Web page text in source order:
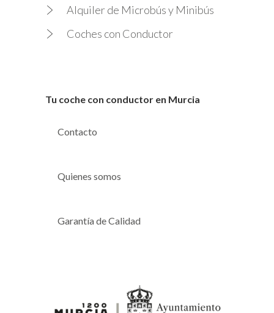
Alquiler de Microbús y Minibús
Coches con Conductor
Tu coche con conductor en Murcia
Contacto
Quienes somos
Garantía de Calidad